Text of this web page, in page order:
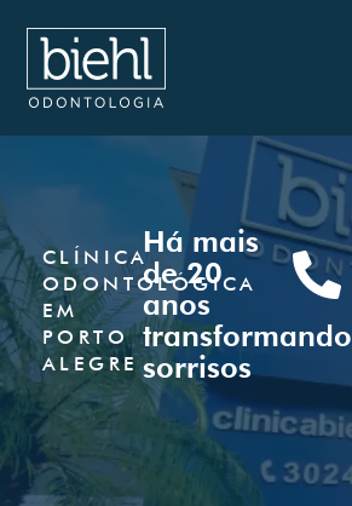
CLÍNICA
ODONTOLÓGICA
EM
PORTO
ALEGRE
Há mais
de 20
anos
transformando
sorrisos